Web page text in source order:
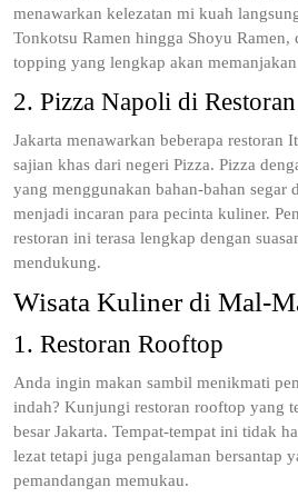
menawarkan kelezatan mi kuah
Tonkotsu Ramen hingga Shoyu
topping yang lengkap akan
2. Pizza Napoli di
Jakarta menawarkan beberapa restoran
sajian khas dari negeri Pizza. Pizza
yang menggunakan bahan-bahan segar
menjadi incaran para pecinta kuliner.
restoran ini terasa lengkap dengan
mendukung.
Wisata Kuliner di Mal-
1. Restoran Rooftop
Anda ingin makan sambil menikmati
indah? Kunjungi restoran rooftop yang
besar Jakarta. Tempat-tempat ini tidak
lezat tetapi juga pengalaman bersantap
pemandangan memukau.